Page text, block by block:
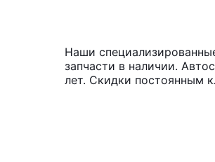
Наши
запчасти в наличии.
лет. Скидки постоянным